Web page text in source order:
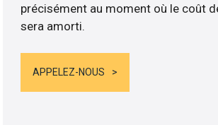
précisément au moment où le coût
sera amorti.
APPELEZ-NOUS